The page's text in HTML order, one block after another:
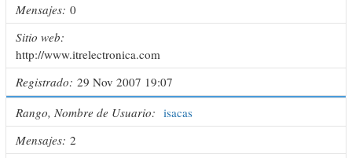
Mensajes 0
Sitio web
http://www.itrelectronica.com
Registrado 29 Nov 2007 19:07
Rango, Nombre de Usuario
isacas
Mensajes 2